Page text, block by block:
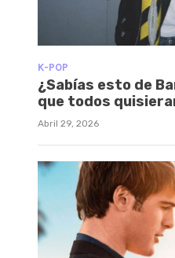
K-POP
¿Sabías esto de
que todos
Abril 29, 2026